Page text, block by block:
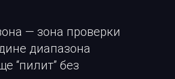
— зона проверки
диапазона
“пилит” без